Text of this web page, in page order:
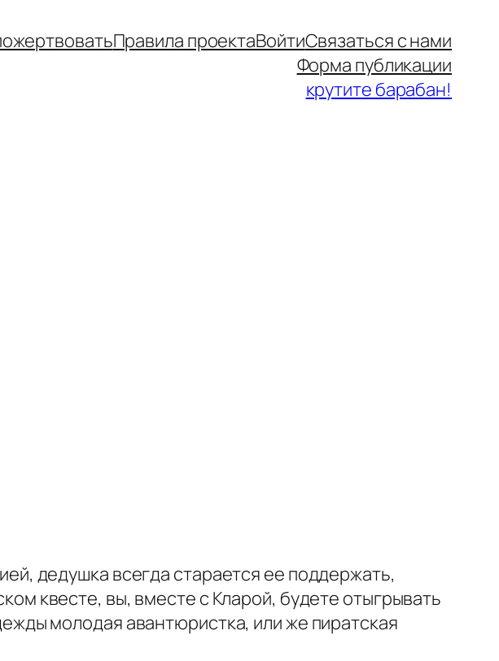
Правила проектаВойтиСвязаться с нами
Форма публикации
крутите барабан!
дедушка всегда старается ее поддержать,
квесте, вы, вместе с Кларой, будете отыгрывать
молодая авантюристка, или же пиратская